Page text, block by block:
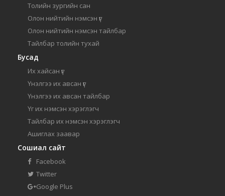
Толийн зургийн сан
Олон нийтийн нэмсэн үг
Олон нийтийн нэмсэн тайлбар
Тайлбар толийн тухай
Бусад
Их хайсан үг
Үнэлгээ их авсан үг
Үнэлгээ их авсан тайлбар
Үг их нэмсэн хэрэглэгч
Тайлбар их нэмсэн хэрэглэгч
Ашиглах заавар
Сошиал сайт
Facebook
Twitter
Google Plus